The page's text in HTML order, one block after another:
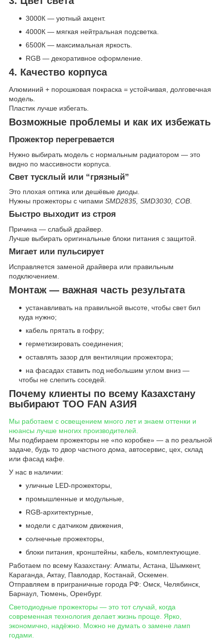
3000К — уютный акцент.
4000К — мягкая нейтральная подсветка.
6500К — максимальная яркость.
RGB — декоративное оформление.
4. Качество корпуса
Алюминий + порошковая покраска = устойчивая, долговечная
модель.
Пластик лучше избегать.
Возможные проблемы и как их избежать
Прожектор перегревается
Нужно выбирать модель с нормальным радиатором — это
видно по массивности корпуса.
Свет тусклый или “грязный”
Это плохая оптика или дешёвые диоды.
Нужны прожекторы с чипами SMD2835, SMD3030, COB.
Быстро выходит из строя
Причина — слабый драйвер.
Лучше выбирать оригинальные блоки питания с защитой.
Мигает или пульсирует
Исправляется заменой драйвера или правильным
подключением.
Монтаж — важная часть результата
устанавливать на правильной высоте, чтобы свет бил
куда нужно;
кабель прятать в гофру;
герметизировать соединения;
оставлять зазор для вентиляции прожектора;
на фасадах ставить под небольшим углом вниз —
чтобы не слепить соседей.
Почему клиенты по всему Казахстану
выбирают ТОО FAN АЗИЯ
Мы работаем с освещением много лет и знаем оттенки и
нюансы лучше многих производителей.
Мы подбираем прожекторы не «по коробке» — а по реальной
задаче, будь то двор частного дома, автосервис, цех, склад
или фасад кафе.
У нас в наличии:
уличные LED-прожекторы,
промышленные и модульные,
RGB-архитектурные,
модели с датчиком движения,
солнечные прожекторы,
блоки питания, кронштейны, кабель, комплектующие.
Работаем по всему Казахстану: Алматы, Астана, Шымкент,
Караганда, Актау, Павлодар, Костанай, Оскемен.
Отправляем в приграничные города РФ: Омск, Челябинск,
Барнаул, Тюмень, Оренбург.
Светодиодные прожекторы — это тот случай, когда
современная технология делает жизнь проще. Ярко,
экономично, надёжно. Можно не думать о замене ламп
годами.